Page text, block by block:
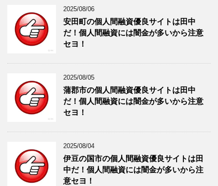
2025/08/06
安田町の個人間融資優良サイトは田中
だ！個人間融資には闇金が多いから注意
セヨ！
2025/08/05
蒲郡市の個人間融資優良サイトは田中
だ！個人間融資には闇金が多いから注意
セヨ！
2025/08/04
伊豆の国市の個人間融資優良サイトは田
中だ！個人間融資には闇金が多いから注
意セヨ！